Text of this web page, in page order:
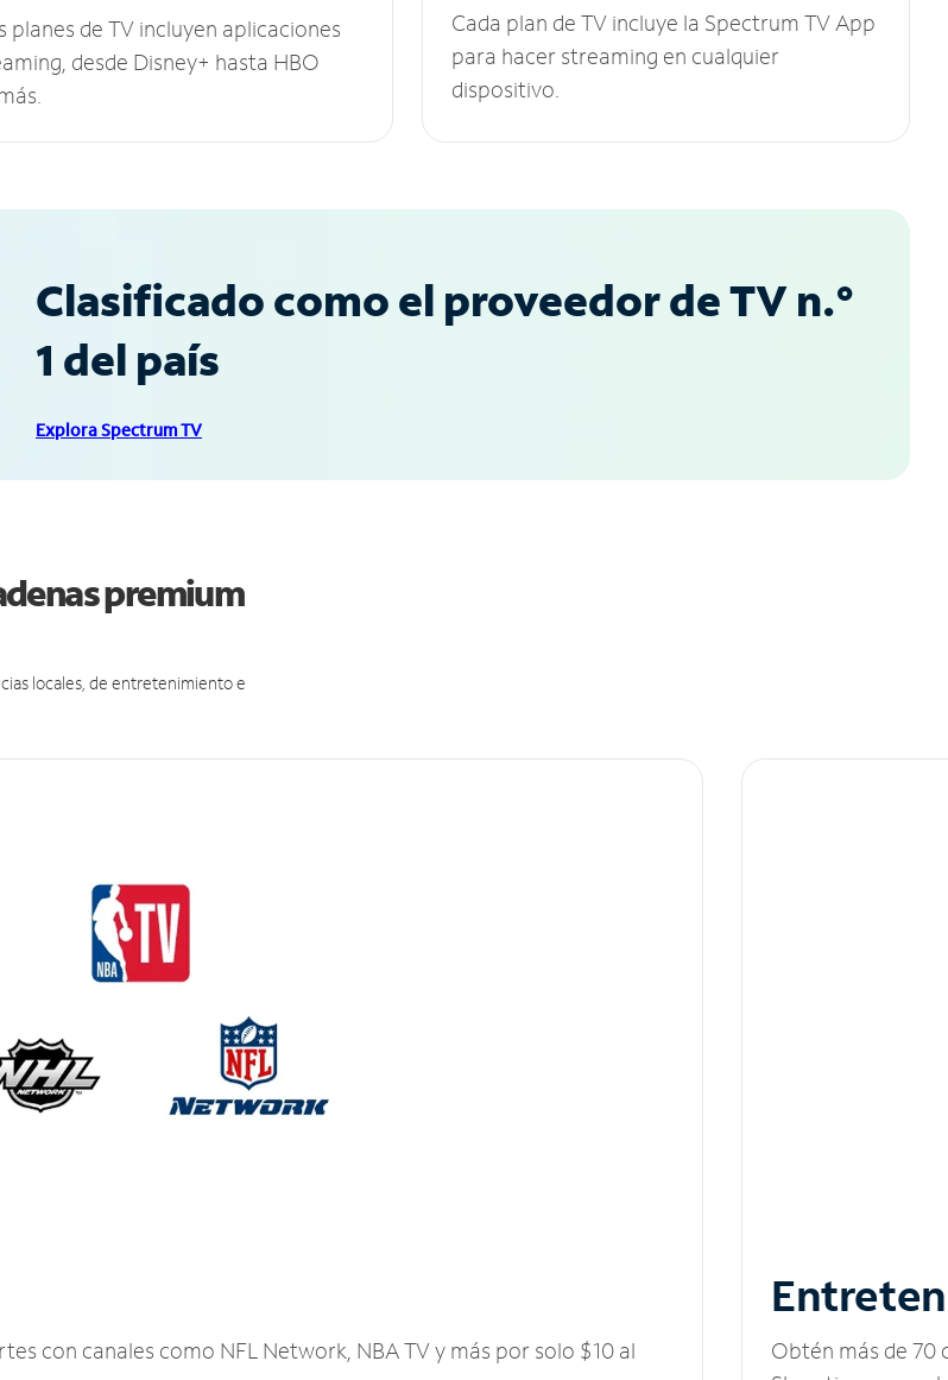
planes de TV incluyen aplicaciones
desde Disney+ hasta HBO
Cada plan de TV incluye la Spectrum TV App
para hacer streaming en cualquier
dispositivo.
Clasificado como el proveedor de TV n.°
1 del país
Explora Spectrum TV
premium
locales, de entretenimiento e
con canales como NFL Network, NBA TV y más por solo $10 al
Obtén más de 70